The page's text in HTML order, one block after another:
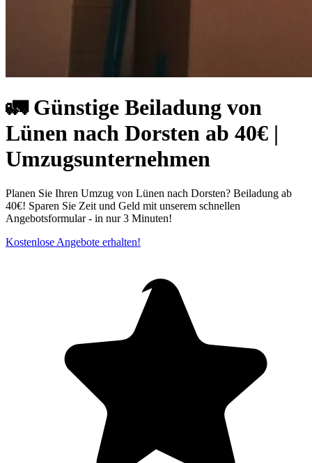
🚛 Günstige Beiladung von
Lünen nach Dorsten ab 40€ |
Umzugsunternehmen
Planen Sie Ihren Umzug von Lünen nach Dorsten? Beiladung ab
40€! Sparen Sie Zeit und Geld mit unserem schnellen
Angebotsformular - in nur 3 Minuten!
Kostenlose Angebote erhalten!